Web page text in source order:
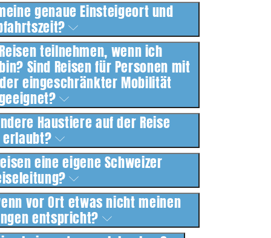
genaue Einsteigeort und
teilnehmen, wenn ich
Sind Reisen für Personen mit
eingeschränkter Mobilität
Haustiere auf der Reise
erlaubt?
eine eigene Schweizer
vor Ort etwas nicht meinen
entspricht?